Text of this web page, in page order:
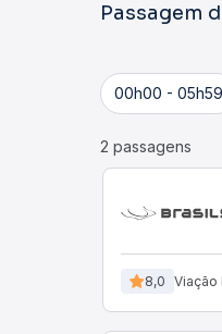
Passagem
00h00 - 05h59
2 passagens
8,0 Viação